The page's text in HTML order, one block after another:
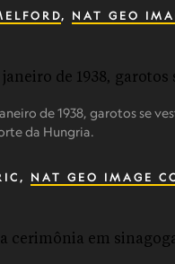
, NAT GEO
de 1938, garotos se
da Hungria.
NAT GEO IMAGE